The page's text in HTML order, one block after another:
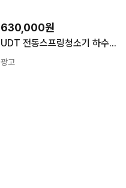
630,000원
UDT 전동스프링청소기 하수구 배관 청소기 가정 식당 막힌곳 UD-70
광고